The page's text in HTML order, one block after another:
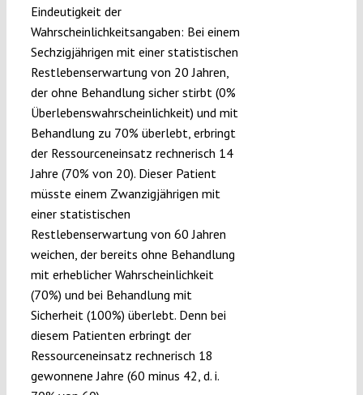
Eindeutigkeit der
Wahrscheinlichkeitsangaben: Bei einem
Sechzigjährigen mit einer statistischen
Restlebenserwartung von 20 Jahren,
der ohne Behandlung sicher stirbt (0%
Überlebenswahrscheinlichkeit) und mit
Behandlung zu 70% überlebt, erbringt
der Ressourceneinsatz rechnerisch 14
Jahre (70% von 20). Dieser Patient
müsste einem Zwanzigjährigen mit
einer statistischen
Restlebenserwartung von 60 Jahren
weichen, der bereits ohne Behandlung
mit erheblicher Wahrscheinlichkeit
(70%) und bei Behandlung mit
Sicherheit (100%) überlebt. Denn bei
diesem Patienten erbringt der
Ressourceneinsatz rechnerisch 18
gewonnene Jahre (60 minus 42, d. i.